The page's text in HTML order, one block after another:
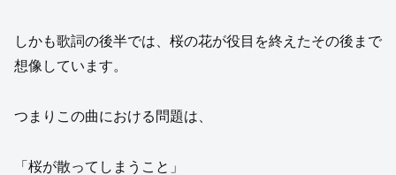
しかも歌詞の後半では、桜の花が役目を終えたその後まで
想像しています。
つまりこの曲における問題は、
「桜が散ってしまうこと」